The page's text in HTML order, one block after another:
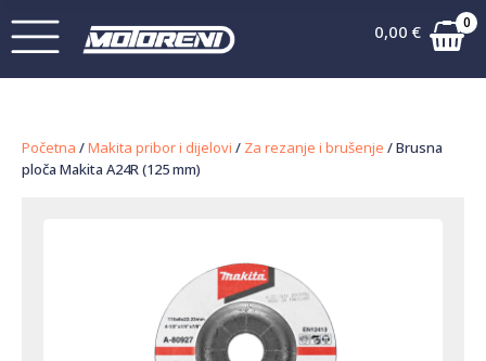
0,00 € 0
Početna /Makita pribor i dijelovi / Za rezanje i brušenje / Brusna
ploča Makita A24R (125 mm)